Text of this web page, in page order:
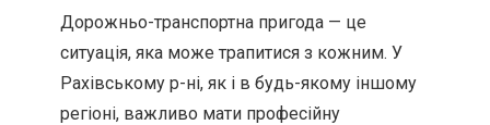
Дорожньо-транспортна пригода — це
ситуація, яка може трапитися з кожним. У
Рахівському р-ні, як і в будь-якому іншому
регіоні, важливо мати професійну